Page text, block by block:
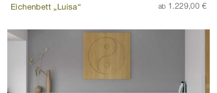
Eichenbett „Luisa“ ab 1.229,00 €